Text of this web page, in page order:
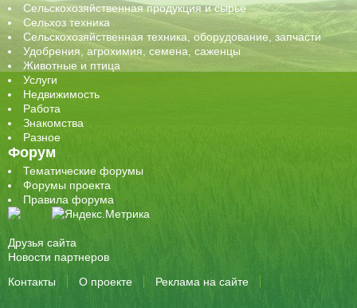
Сельскохозяйственная продукция и сырье
Сельхоз техника
Сельскохозяйственная техника, оборудование, запчасти
Удобрения, агрохимия, семена, саженцы
Животные и птица
Услуги
Недвижимость
Работа
Знакомства
Разное
Форум
Тематические форумы
Форумы проекта
Правила форума
Друзья сайта
Новости партнеров
Контакты
О проекте Реклама на сайте